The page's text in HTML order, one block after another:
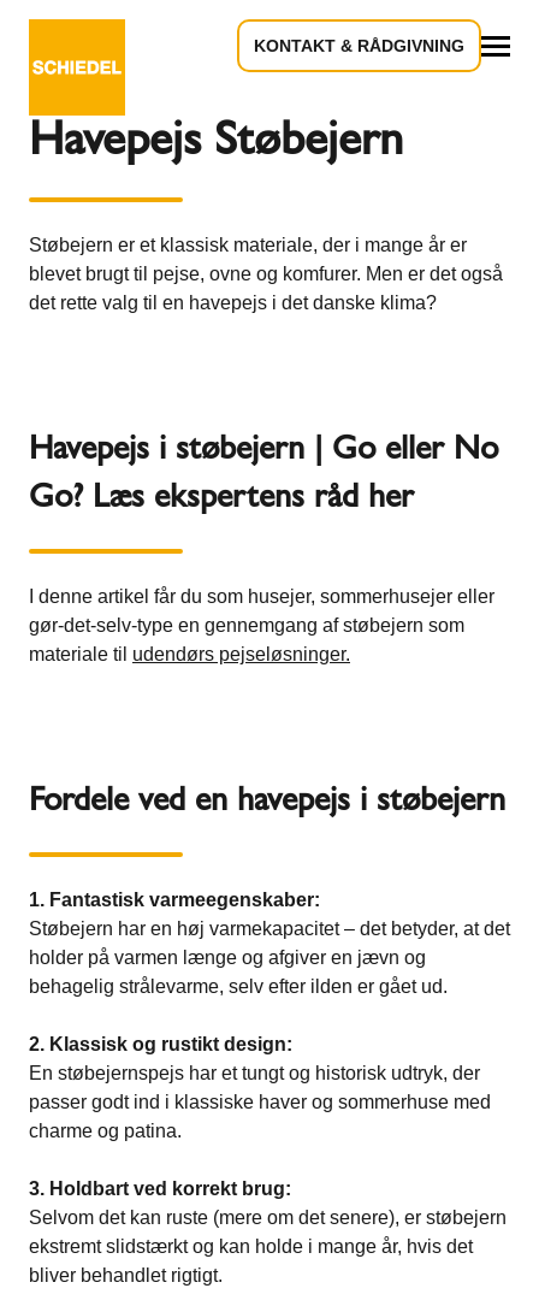
KONTAKT & RÅDGIVNING
Havepejs Støbejern
Støbejern er et klassisk materiale, der i mange år er
blevet brugt til pejse, ovne og komfurer. Men er det også
det rette valg til en havepejs i det danske klima?
Havepejs i støbejern | Go eller No
Go? Læs ekspertens råd her
I denne artikel får du som husejer, sommerhusejer eller
gør-det-selv-type en gennemgang af støbejern som
materiale til udendørs pejseløsninger.
Fordele ved en havepejs i støbejern
1. Fantastisk varmeegenskaber:
Støbejern har en høj varmekapacitet – det betyder, at det
holder på varmen længe og afgiver en jævn og
behagelig strålevarme, selv efter ilden er gået ud.
2. Klassisk og rustikt design:
En støbejernspejs har et tungt og historisk udtryk, der
passer godt ind i klassiske haver og sommerhuse med
charme og patina.
3. Holdbart ved korrekt brug:
Selvom det kan ruste (mere om det senere), er støbejern
ekstremt slidstærkt og kan holde i mange år, hvis det
bliver behandlet rigtigt.